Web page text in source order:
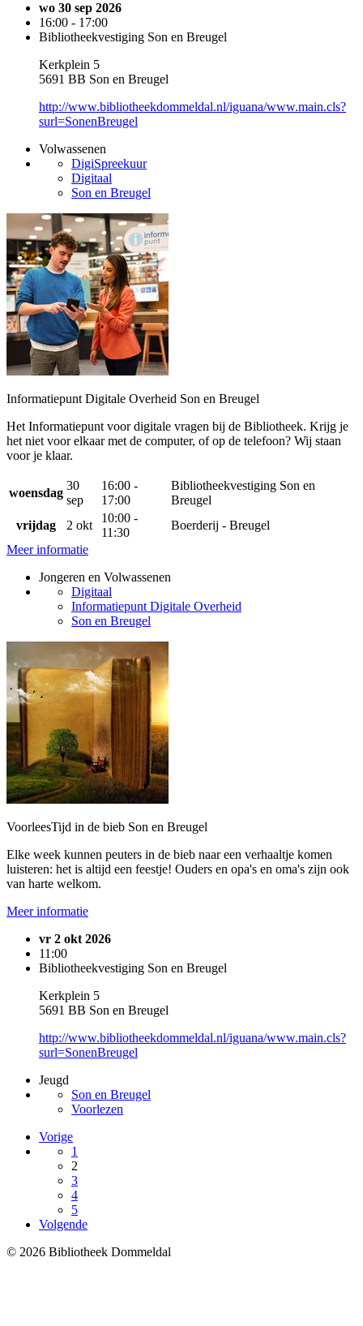
wo 30 sep 2026
16:00 - 17:00
Bibliotheekvestiging Son en Breugel
Kerkplein 5
5691 BB Son en Breugel
http://www.bibliotheekdommeldal.nl/iguana/www.main.cls?
surl=SonenBreugel
Volwassenen
DigiSpreekuur
Digitaal
Son en Breugel
Informatiepunt Digitale Overheid Son en Breugel
Het Informatiepunt voor digitale vragen bij de Bibliotheek. Krijg je
het niet voor elkaar met de computer, of op de telefoon? Wij staan
voor je klaar.
woensdag
30
sep
16:00 -
17:00
Bibliotheekvestiging Son en
Breugel
vrijdag
2 okt
10:00 -
11:30
Boerderij - Breugel
Meer informatie
Jongeren en Volwassenen
Digitaal
Informatiepunt Digitale Overheid
Son en Breugel
VoorleesTijd in de bieb Son en Breugel
Elke week kunnen peuters in de bieb naar een verhaaltje komen
luisteren: het is altijd een feestje! Ouders en opa's en oma's zijn ook
van harte welkom.
Meer informatie
vr 2 okt 2026
11:00
Bibliotheekvestiging Son en Breugel
Kerkplein 5
5691 BB Son en Breugel
http://www.bibliotheekdommeldal.nl/iguana/www.main.cls?
surl=SonenBreugel
Jeugd
Son en Breugel
Voorlezen
Vorige
1
2
3
4
5
Volgende
© 2026 Bibliotheek Dommeldal